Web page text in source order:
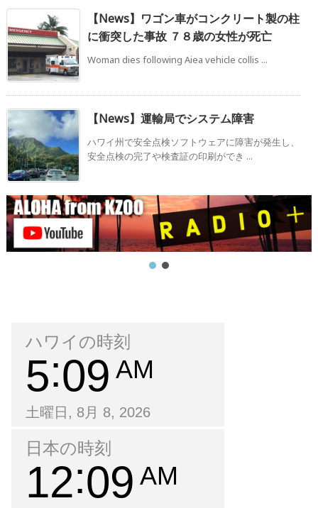
【News】ワゴン車がコンクリート製の柱
に衝突した事故 ７８歳の女性が死亡
Woman dies following Aiea vehicle collis ...
【News】運輸局でシステム障害
ハワイ州で安全点検ソフトウェアに障害が発生し、
安全点検の完了や検査証の印刷ができ ...
ハワイの時刻
5 09 AM
土曜日, 8月 8, 2026
日本の時刻
12 09 AM